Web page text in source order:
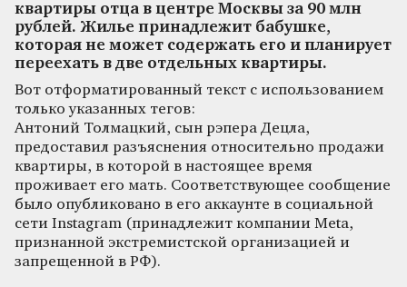
квартиры отца в центре Москвы за 90 млн
рублей. Жилье принадлежит бабушке,
которая не может содержать его и планирует
переехать в две отдельных квартиры.
Вот отформатированный текст с использованием
только указанных тегов:
Антоний Толмацкий, сын рэпера Децла,
предоставил разъяснения относительно продажи
квартиры, в которой в настоящее время
проживает его мать. Соответствующее сообщение
было опубликовано в его аккаунте в социальной
сети Instagram (принадлежит компании Meta,
признанной экстремистской организацией и
запрещенной в РФ).